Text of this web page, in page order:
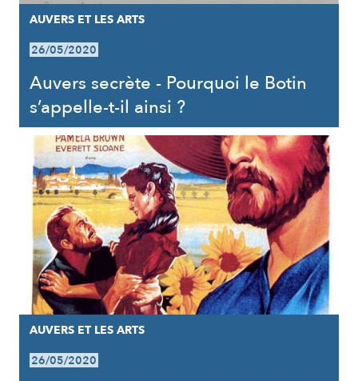
AUVERS ET LES ARTS
26/05/2020
Auvers secrète - Pourquoi le Botin
s’appelle-t-il ainsi ?
AUVERS ET LES ARTS
26/05/2020